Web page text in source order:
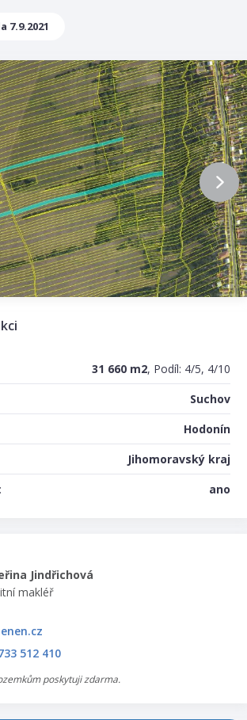
7.9.2021
31 660 m2, Podíl: 4/5, 4/10
Suchov
Hodonín
Jihomoravský kraj
ano
Jindřichová
makléř
512 410
poskytuji zdarma.